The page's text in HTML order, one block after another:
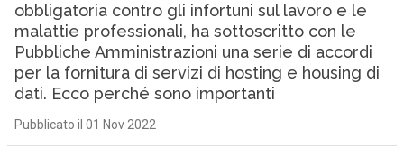
obbligatoria contro gli infortuni sul lavoro e le
malattie professionali, ha sottoscritto con le
Pubbliche Amministrazioni una serie di accordi
per la fornitura di servizi di hosting e housing di
dati. Ecco perché sono importanti
Pubblicato il 01 Nov 2022